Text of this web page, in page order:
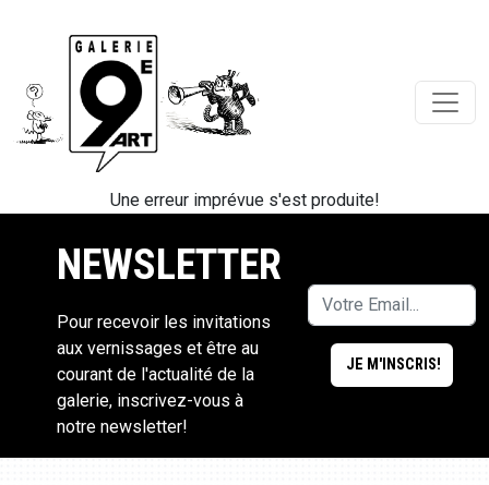
Une erreur imprévue s'est produite!
NEWSLETTER
Pour recevoir les invitations
aux vernissages et être au
courant de l'actualité de la
galerie, inscrivez-vous à
notre newsletter!